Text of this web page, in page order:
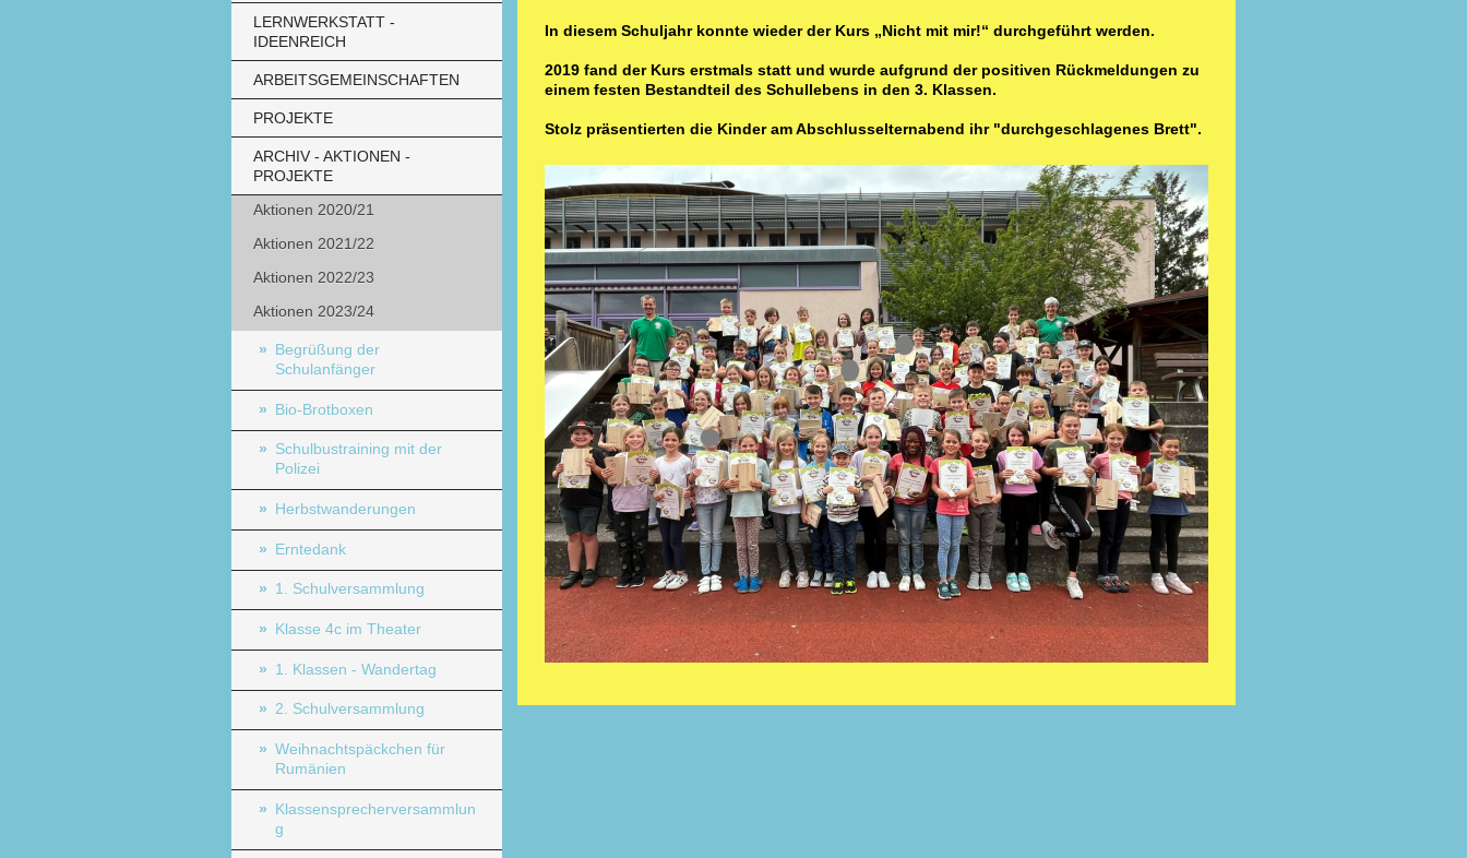
In diesem Schuljahr konnte wieder der Kurs „Nicht mit mir!“ durchgeführt werden.
2019 fand der Kurs erstmals statt und wurde aufgrund der positiven Rückmeldungen zu
einem festen Bestandteil des Schullebens in den 3. Klassen.
Stolz präsentierten die Kinder am Abschlusselternabend ihr "durchgeschlagenes Brett".
LERNWERKSTATT -
IDEENREICH
ARBEITSGEMEINSCHAFTEN
PROJEKTE
ARCHIV - AKTIONEN -
PROJEKTE
Aktionen 2020/21
Aktionen 2021/22
Aktionen 2022/23
Aktionen 2023/24
Begrüßung der
Schulanfänger
Bio-Brotboxen
Schulbustraining mit der
Polizei
Herbstwanderungen
Erntedank
1. Schulversammlung
Klasse 4c im Theater
1. Klassen - Wandertag
2. Schulversammlung
Weihnachtspäckchen für
Rumänien
Klassensprecherversammlun
g